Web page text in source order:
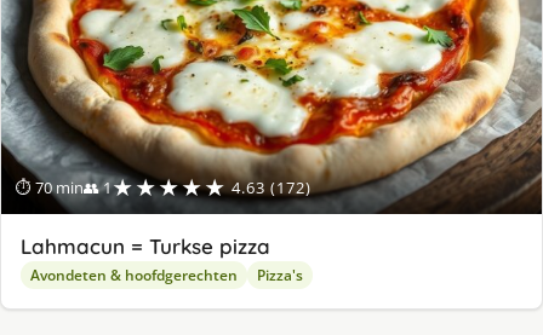
⏱ 70 min👥 1★★★★★ 4.63 (172)
Lahmacun = Turkse pizza
Avondeten & hoofdgerechten Pizza's